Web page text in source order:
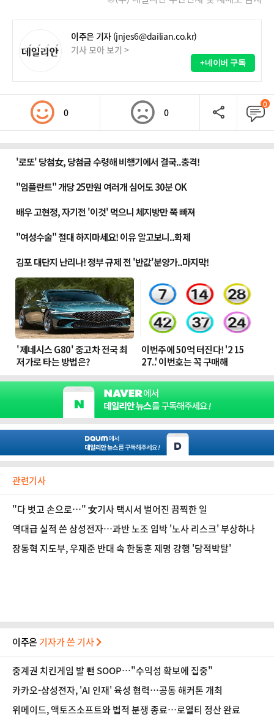
이주은 기자 (jnjes6@dailian.co.kr)
기사 모아 보기 >
+네이버 구독
0 0
0
관련기사
"다 벗고 손으로…" 女기사 택시서 벌어진 끔찍한 일
역대급 실적 쓴 삼성전자…과반 노조 임박 '노사 리스크' 부상하나
장동혁 지도부, 우재준 반대 속 한동훈 제명 강행 '당적박탈'
이주은 기자가 쓴 기사
중계권 치킨게임 발 뺀 SOOP…"수익성 확보에 집중"
카카오-삼성전자, 'AI 인재' 육성 협력…공동 해커톤 개최
위메이드, 액토즈소프트와 법적 분쟁 종료…로열티 정산 완료